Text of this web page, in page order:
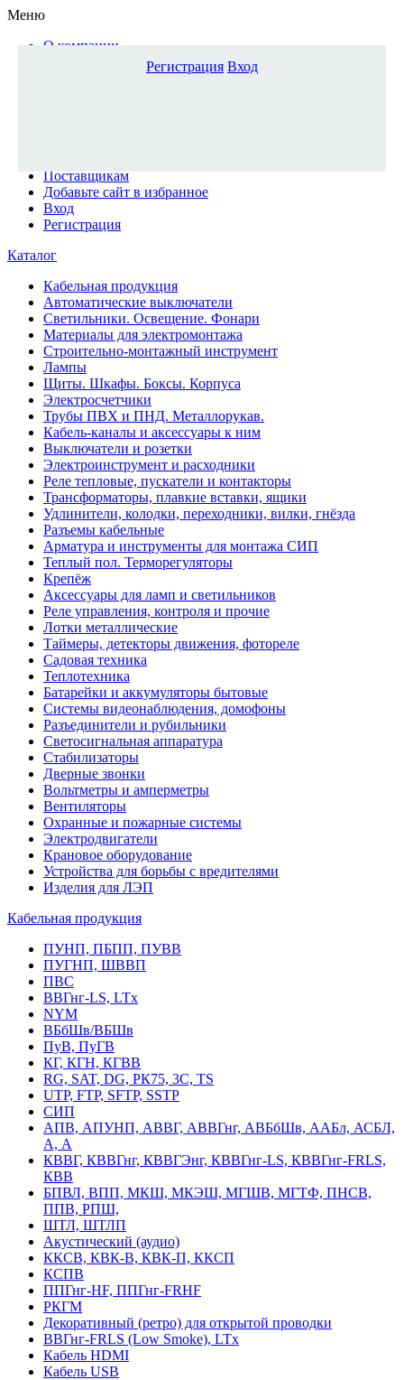
Меню
О компании
Доставка и оплата
Поставщикам
Добавьте сайт в избранное
Вход
Регистрация
Каталог
Кабельная продукция
Автоматические выключатели
Светильники. Освещение. Фонари
Материалы для электромонтажа
Строительно-монтажный инструмент
Лампы
Щиты. Шкафы. Боксы. Корпуса
Электросчетчики
Трубы ПВХ и ПНД. Металлорукав.
Кабель-каналы и аксессуары к ним
Выключатели и розетки
Электроинструмент и расходники
Реле тепловые, пускатели и контакторы
Трансформаторы, плавкие вставки, ящики
Удлинители, колодки, переходники, вилки, гнёзда
Разъемы кабельные
Арматура и инструменты для монтажа СИП
Теплый пол. Терморегуляторы
Крепёж
Аксессуары для ламп и светильников
Реле управления, контроля и прочие
Лотки металлические
Таймеры, детекторы движения, фотореле
Садовая техника
Теплотехника
Батарейки и аккумуляторы бытовые
Системы видеонаблюдения, домофоны
Разъединители и рубильники
Светосигнальная аппаратура
Стабилизаторы
Дверные звонки
Вольтметры и амперметры
Вентиляторы
Охранные и пожарные системы
Электродвигатели
Крановое оборудование
Устройства для борьбы с вредителями
Изделия для ЛЭП
Кабельная продукция
ПУНП, ПБПП, ПУВВ
ПУГНП, ШВВП
ПВС
ВВГнг-LS, LTx
NYM
ВБбШв/ВБШв
ПуВ, ПуГВ
КГ, КГН, КГВВ
RG, SAT, DG, РК75, 3С, TS
UTP, FTP, SFTP, SSTP
СИП
АПВ, АПУНП, АВВГ, АВВГнг, АВБбШв, ААБл, АСБЛ,
А, А
КВВГ, КВВГнг, КВВГЭнг, КВВГнг-LS, КВВГнг-FRLS,
КВВ
БПВЛ, ВПП, МКШ, МКЭШ, МГШВ, МГТФ, ПНСВ,
ППВ, РПШ,
ШТЛ, ШТЛП
Акустический (аудио)
ККСВ, КВК-В, КВК-П, ККСП
КСПВ
ППГнг-HF, ППГнг-FRHF
РКГМ
Декоративный (ретро) для открытой проводки
ВВГнг-FRLS (Low Smoke), LTx
Кабель HDMI
Кабель USB
Регистрация Вход